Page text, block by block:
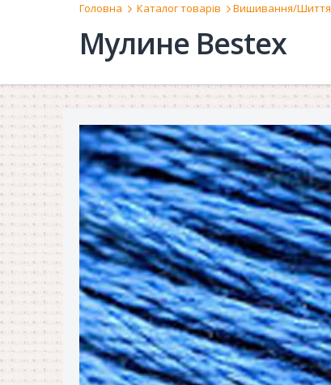
Головна Каталог товарів Вишивання/Шиття
Мулине Bestex